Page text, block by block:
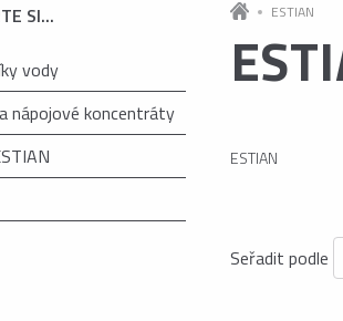
SI...
vody
nápojové koncentráty
ESTIAN
ESTIAN
Seřadit podle
VÝDEJNÍKY VODY
Výdejníky vody
podlahové